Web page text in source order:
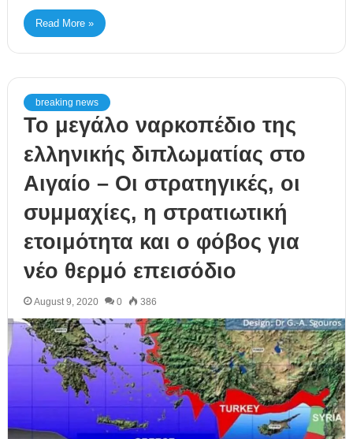
Read More »
breaking news
Το μεγάλο ναρκοπέδιο της
ελληνικής διπλωματίας στο
Αιγαίο – Οι στρατηγικές, οι
συμμαχίες, η στρατιωτική
ετοιμότητα και ο φόβος για
νέο θερμό επεισόδιο
August 9, 2020 0 386